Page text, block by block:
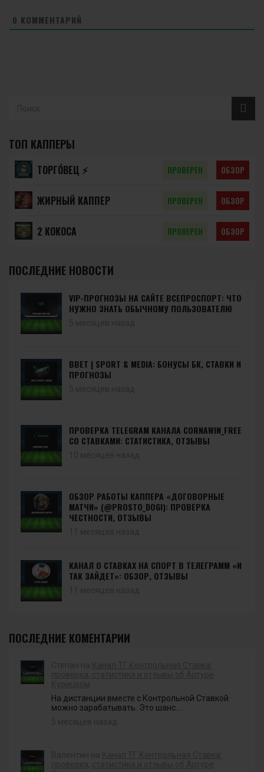
0 КОММЕНТАРИЙ
ТОП КАППЕРЫ
ТОРГО́ВЕЦ ⚡️ ПРОВЕРЕН ОБЗОР
ЖИРНЫЙ КАППЕР ПРОВЕРЕН ОБЗОР
2 КОКОСА ПРОВЕРЕН ОБЗОР
ПОСЛЕДНИЕ НОВОСТИ
VIP-ПРОГНОЗЫ НА САЙТЕ ВСЕПРОСПОРТ: ЧТО
НУЖНО ЗНАТЬ ОБЫЧНОМУ ПОЛЬЗОВАТЕЛЮ
BBET | SPORT & MEDIA: БОНУСЫ БК, СТАВКИ И
ПРОГНОЗЫ
ПРОВЕРКА TELEGRAM КАНАЛА CORNAWIN_FREE
СО СТАВКАМИ: СТАТИСТИКА, ОТЗЫВЫ
ОБЗОР РАБОТЫ КАППЕРА «ДОГОВОРНЫЕ
МАТЧИ» (@PROSTO_DOGI): ПРОВЕРКА
ЧЕСТНОСТИ, ОТЗЫВЫ
КАНАЛ О СТАВКАХ НА СПОРТ В ТЕЛЕГРАММ «И
ТАК ЗАЙДЕТ»: ОБЗОР, ОТЗЫВЫ
ПОСЛЕДНИЕ КОМЕНТАРИИ
На дистанции вместе с Контрольной Ставкой
можно зарабатывать. Это шанс....